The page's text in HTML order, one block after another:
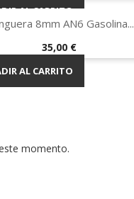
AL CARRITO
 Vista rápida
8mm AN6 Gasolina...
Precio
35,00 €
AL CARRITO
momento.